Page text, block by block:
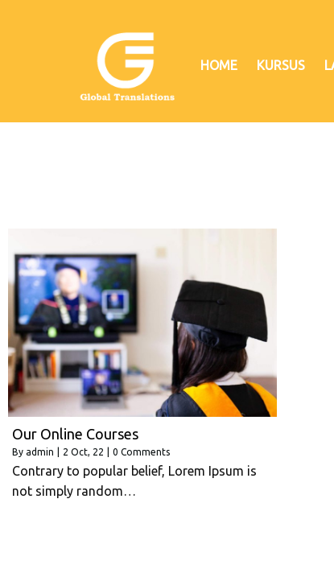
HOME KURSUS
Our Online Courses
By admin 2 Oct, 22 0 Comments
Contrary to popular belief, Lorem Ipsum is
not simply random…